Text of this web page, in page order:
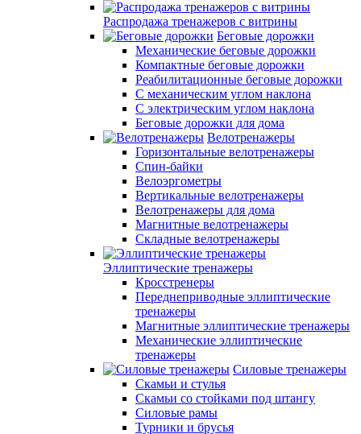
Распродажа тренажеров с витрины
Беговые дорожки
Механические беговые дорожки
Компактные беговые дорожки
Реабилитационные беговые дорожки
С механическим углом наклона
С электрическим углом наклона
Беговые дорожки для дома
Велотренажеры
Горизонтальные велотренажеры
Спин-байки
Велоэргометры
Вертикальные велотренажеры
Велотренажеры для дома
Магнитные велотренажеры
Складные велотренажеры
Эллиптические тренажеры
Кросстренеры
Переднеприводные эллиптические
тренажеры
Магнитные эллиптические тренажеры
Механические эллиптические
тренажеры
Силовые тренажеры
Скамьи и стулья
Скамьи со стойками под штангу
Силовые рамы
Турники и брусья